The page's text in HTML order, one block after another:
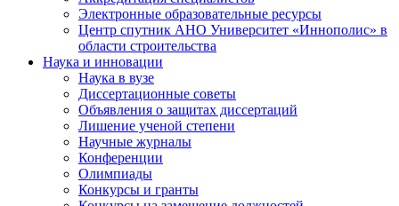
Электронные образовательные ресурсы
Центр спутник АНО Университет «Иннополис» в
области строительства
Наука и инновации
Наука в вузе
Диссертационные советы
Объявления о защитах диссертаций
Лишение ученой степени
Научные журналы
Конференции
Олимпиады
Конкурсы и гранты